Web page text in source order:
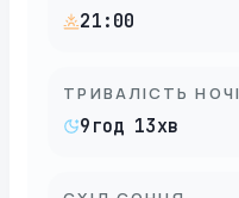
21:00
ТРИВАЛІСТЬ НОЧІ
9год 13хв